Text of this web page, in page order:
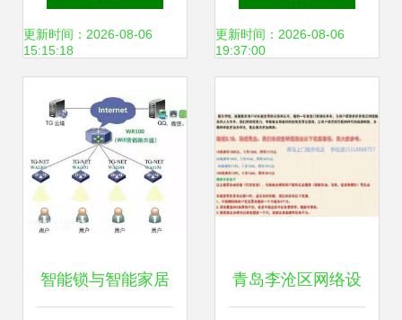
络科技，企业数智
更新时间：2026-08-06
15:15:18
的领航者
更新时间：2026-08-06
19:37:00
智能锁与智能家居 青岛李沧区网络设